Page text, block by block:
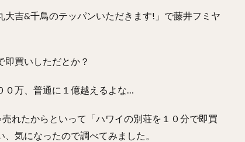
吉&千鳥のテッパンいただきます!」で藤井フミヤ
買いしただとか？
０万、普通に１億越えるよな…
れたからといって「ハワイの別荘を１０分で即買
気になったので調べてみました。